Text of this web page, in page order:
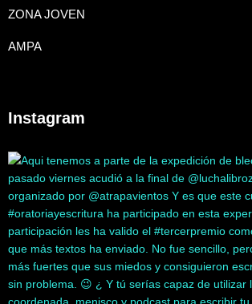
ZONA JOVEN
AMPA
Instagram